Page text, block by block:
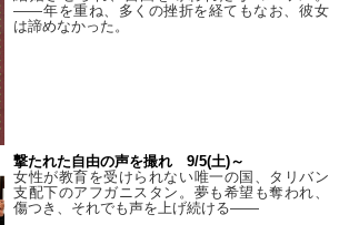
——年を重ね、多くの挫折を経てもなお、彼女
は諦めなかった。
撃たれた自由の声を撮れ 9/5(土)～
女性が教育を受けられない唯一の国、タリバン
支配下のアフガニスタン。夢も希望も奪われ、
傷つき、それでも声を上げ続ける——